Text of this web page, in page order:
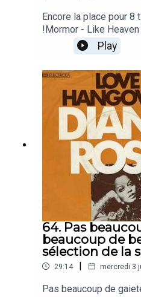
Encore la place pour
!Mormor - Like
Baby Let's PretendKlô
montagneSasha Keable
VERTICAL
Song for Judee
Play
64. Pas
beaucoup de
sélection de la
29:14 | mercredi 3
Pas beaucoup de